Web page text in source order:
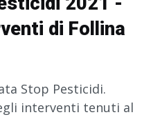
di Follina
Stop Pesticidi.
interventi tenuti al